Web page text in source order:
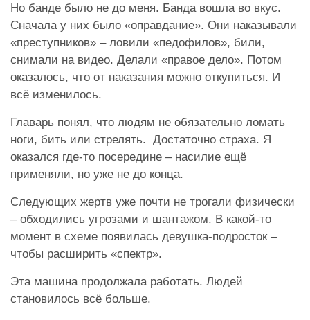
Но банде было не до меня. Банда вошла во вкус.
Сначала у них было «оправдание». Они наказывали
«преступников» – ловили «педофилов», били,
снимали на видео. Делали «правое дело». Потом
оказалось, что от наказания можно откупиться. И
всё изменилось.
Главарь понял, что людям не обязательно ломать
ноги, бить или стрелять. Достаточно страха. Я
оказался где-то посередине – насилие ещё
применяли, но уже не до конца.
Следующих жертв уже почти не трогали физически
– обходились угрозами и шантажом. В какой-то
момент в схеме появилась девушка-подросток –
чтобы расширить «спектр».
Эта машина продолжала работать. Людей
становилось всё больше.